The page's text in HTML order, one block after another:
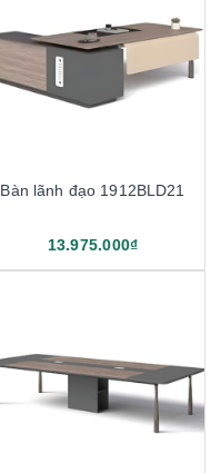
Bàn lãnh đạo 1912BLD21
13.975.000₫